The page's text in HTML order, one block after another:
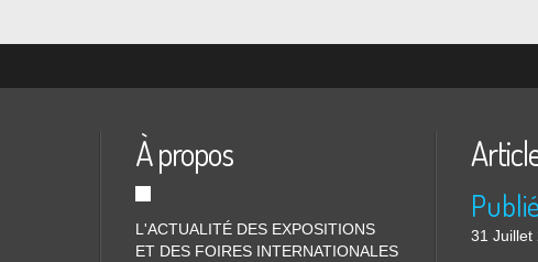
À propos
L'ACTUALITÉ DES EXPOSITIONS
ET DES FOIRES INTERNATIONALES
31 Juillet